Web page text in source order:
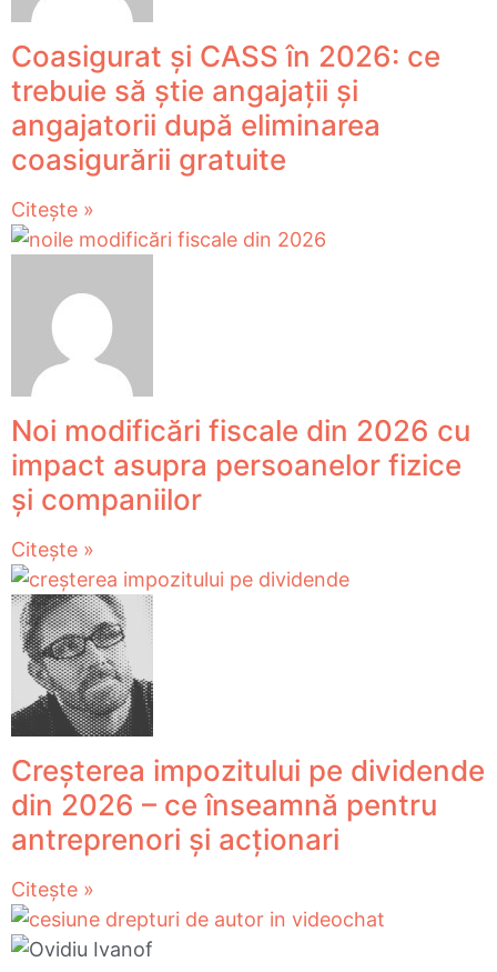
Coasigurat și CASS în 2026: ce
trebuie să știe angajații și
angajatorii după eliminarea
coasigurării gratuite
Citește »
Noi modificări fiscale din 2026 cu
impact asupra persoanelor fizice
și companiilor
Citește »
Creșterea impozitului pe dividende
din 2026 – ce înseamnă pentru
antreprenori și acționari
Citește »